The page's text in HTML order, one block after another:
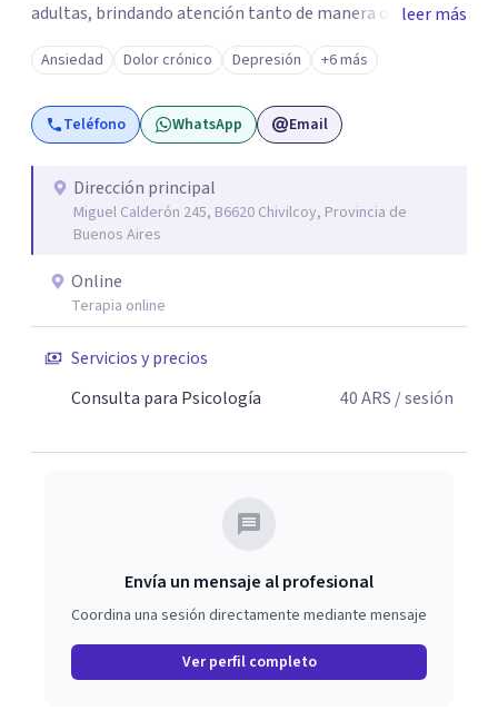
adultas, brindando atención tanto de manera online
como en el consultorio, adaptándome a las necesidades
de cada paciente. Acompaño procesos vinculados a la
ansiedad, la depresión, el estrés, el duelo, el dolor crónico
y distintos momentos vitales que requieren contención,
leer más
Ansiedad Dolor crónico Depresión +6 más
Teléfono WhatsApp Email
Dirección principal
Miguel Calderón 245, B6620 Chivilcoy, Provincia de
Buenos Aires
Online
Terapia online
Servicios y precios
Consulta para Psicología
40ARS / sesión
Envía un mensaje al profesional
Coordina una sesión directamente mediante mensaje
Ver perfil completo